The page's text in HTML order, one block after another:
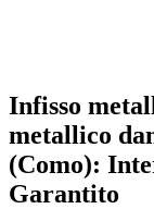
Infisso
metallico
(Como):
Garantito